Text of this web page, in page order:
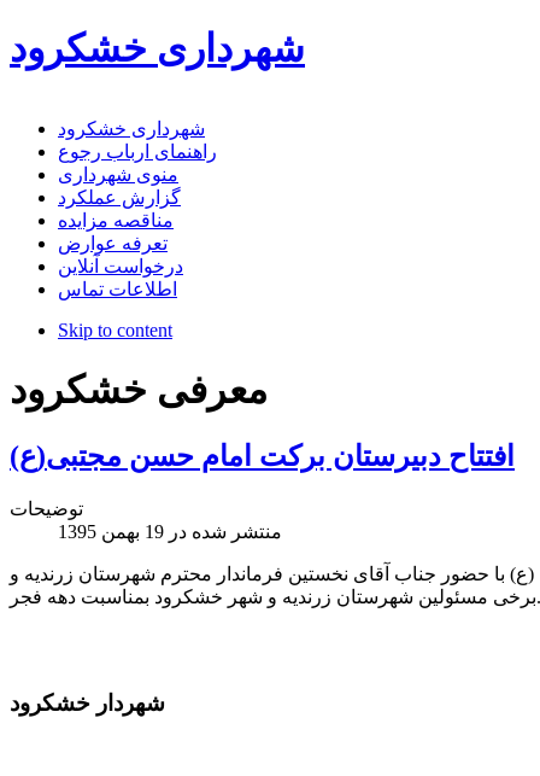
شهرداری خشکرود
شهرداری خشکرود
راهنمای ارباب رجوع
منوی شهرداری
گزارش عملکرد
مناقصه مزایده
تعرفه عوارض
درخواست آنلاین
اطلاعات تماس
Skip to content
معرفی خشکرود
افتتاح دبیرستان برکت امام حسن مجتبی(ع)
توضیحات
منتشر شده در 19 بهمن 1395
با حضور جناب آقای نخستین فرماندار محترم شهرستان زرندیه و
برخی مسئولین شهرستان زرندیه و شهر خشکرود بمناسبت دهه فجر.
شهردار خشکرود